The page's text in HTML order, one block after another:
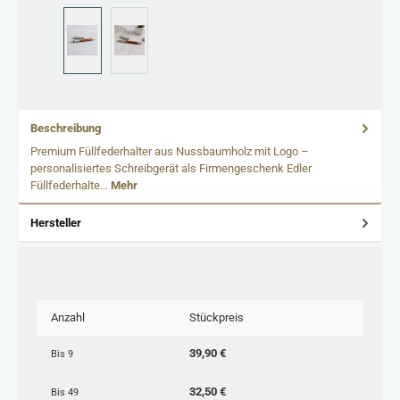
Beschreibung
Premium Füllfederhalter aus Nussbaumholz mit Logo –
personalisiertes Schreibgerät als Firmengeschenk Edler
Füllfederhalte… Mehr
Hersteller
Anzahl Stückpreis
Bis 9 39,90 €
Bis 49 32,50 €